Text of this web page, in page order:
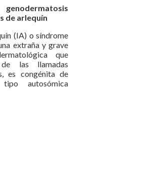
de arlequín
(IA) o síndrome
extraña y grave
que
las llamadas
es congénita de
autosómica